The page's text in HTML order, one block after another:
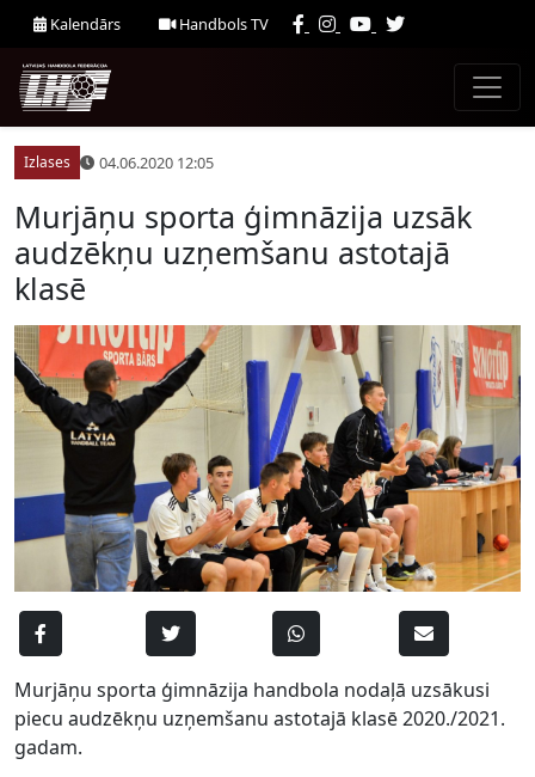
Kalendārs Handbols TV
Izlases 04.06.2020 12:05
Murjāņu sporta ģimnāzija uzsāk
audzēkņu uzņemšanu astotajā
klasē
Murjāņu sporta ģimnāzija handbola nodaļā uzsākusi
piecu audzēkņu uzņemšanu astotajā klasē 2020./2021.
gadam.